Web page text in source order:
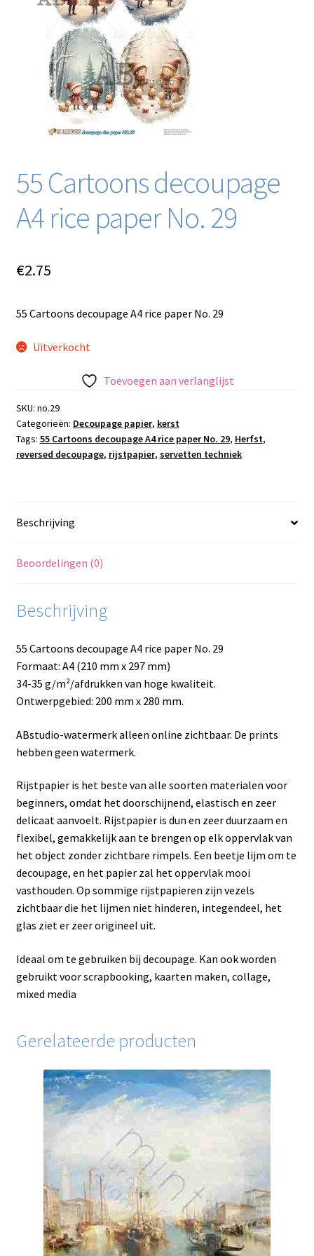
Blog / DIY / Tutorials
Contact
55 Cartoons decoupage
A4 rice paper No. 29
€2.75
55 Cartoons decoupage A4 rice paper No. 29
Uitverkocht
Toevoegen aan verlanglijst
SKU: no.29
Categorieën: Decoupage papier, kerst
Tags: 55 Cartoons decoupage A4 rice paper No. 29, Herfst,
reversed decoupage, rijstpapier, servetten techniek
Beschrijving
Beoordelingen (0)
Beschrijving
55 Cartoons decoupage A4 rice paper No. 29
Formaat: A4 (210 mm x 297 mm)
34-35 g/m²/afdrukken van hoge kwaliteit.
Ontwerpgebied: 200 mm x 280 mm.
ABstudio-watermerk alleen online zichtbaar. De prints
hebben geen watermerk.
Rijstpapier is het beste van alle soorten materialen voor
beginners, omdat het doorschijnend, elastisch en zeer
delicaat aanvoelt. Rijstpapier is dun en zeer duurzaam en
flexibel, gemakkelijk aan te brengen op elk oppervlak van
het object zonder zichtbare rimpels. Een beetje lijm om te
decoupage, en het papier zal het oppervlak mooi
vasthouden. Op sommige rijstpapieren zijn vezels
zichtbaar die het lijmen niet hinderen, integendeel, het
glas ziet er zeer origineel uit.
Ideaal om te gebruiken bij decoupage. Kan ook worden
gebruikt voor scrapbooking, kaarten maken, collage,
mixed media
Gerelateerde producten